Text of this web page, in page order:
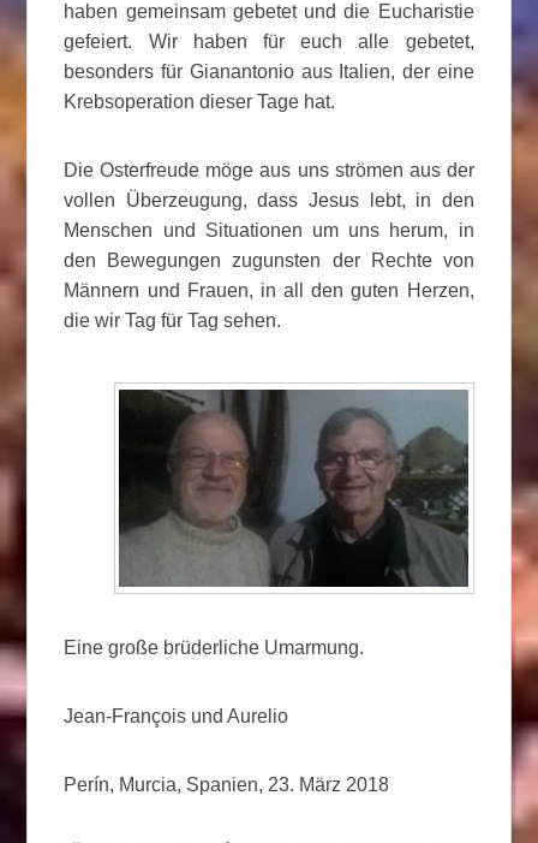
haben gemeinsam gebetet und die Eucharistie
gefeiert. Wir haben für euch alle gebetet,
besonders für Gianantonio aus Italien, der eine
Krebsoperation dieser Tage hat.
Die Osterfreude möge aus uns strömen aus der
vollen Überzeugung, dass Jesus lebt, in den
Menschen und Situationen um uns herum, in
den Bewegungen zugunsten der Rechte von
Männern und Frauen, in all den guten Herzen,
die wir Tag für Tag sehen.
Eine große brüderliche Umarmung.
Jean-François und Aurelio
Perín, Murcia, Spanien, 23. März 2018